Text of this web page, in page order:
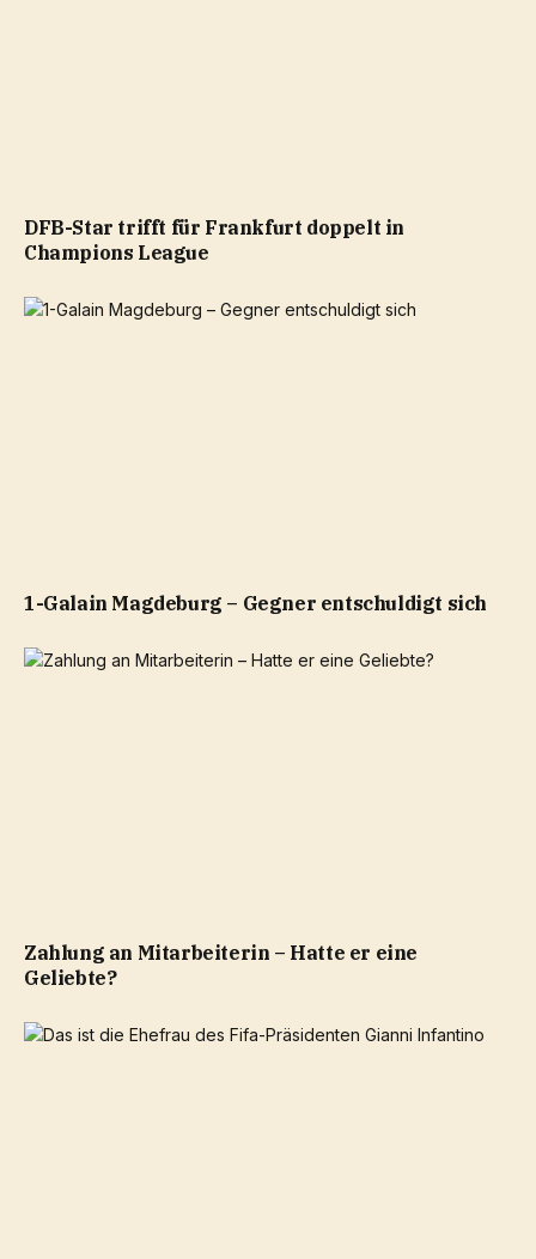
DFB-Star trifft für Frankfurt doppelt in
Champions League
1-Galain Magdeburg – Gegner entschuldigt sich
Zahlung an Mitarbeiterin – Hatte er eine
Geliebte?